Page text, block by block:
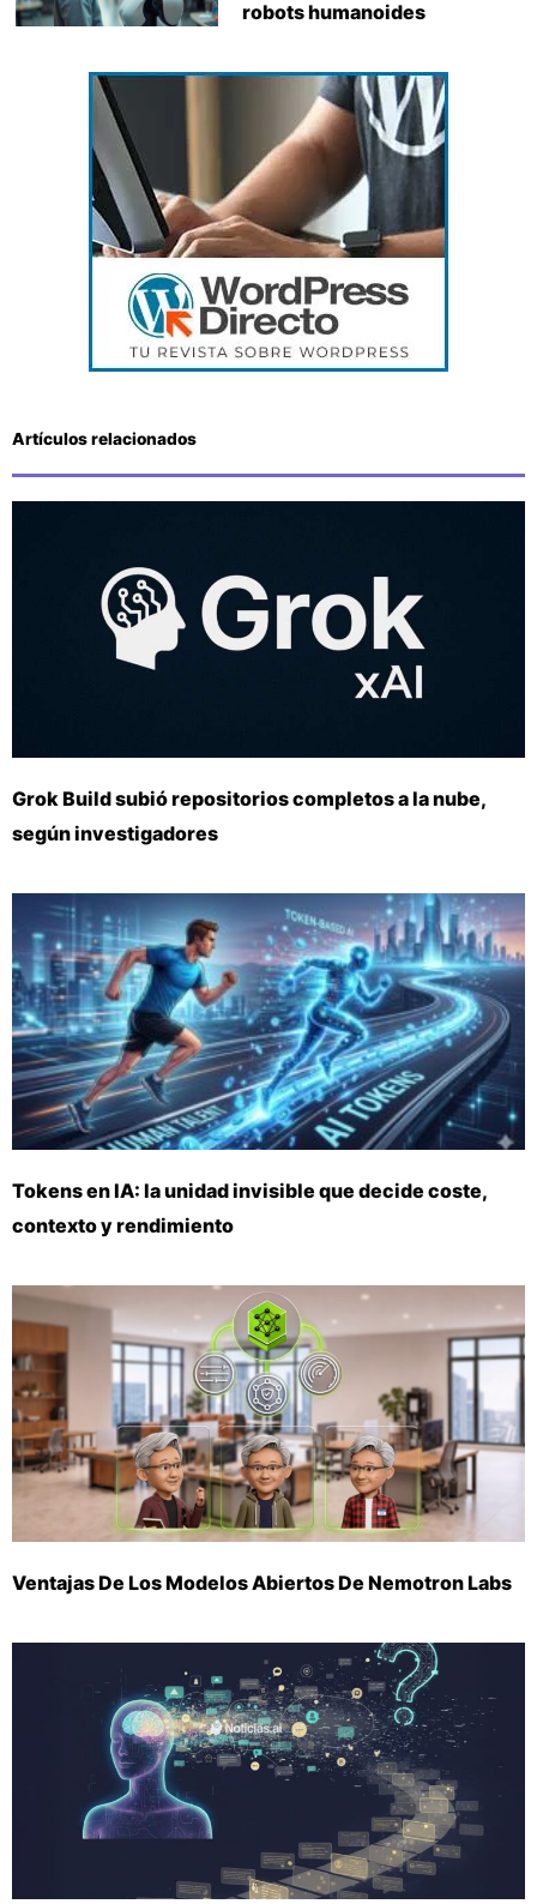
robots humanoides
Artículos relacionados
Grok Build subió repositorios completos a la nube,
según investigadores
Tokens en IA: la unidad invisible que decide coste,
contexto y rendimiento
Ventajas De Los Modelos Abiertos De Nemotron Labs